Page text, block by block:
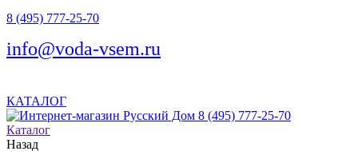
8 (495) 777-25-70
info@voda-vsem.ru
КАТАЛОГ
8 (495) 777-25-70
Каталог
Назад